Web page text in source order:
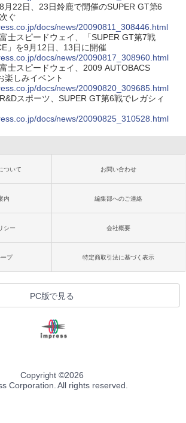
月22日、23日鈴鹿で開催のSUPER GT第6
ぐ
docs/news/20090811_308446.html
士スピードウェイ、「SUPER GT第7戦
」を9月12日、13日に開催
docs/news/20090817_308960.html
士スピードウェイ、2009 AUTOBACS
楽しみイベント
docs/news/20090820_309685.html
スポーツ、SUPER GT第6戦でレガシィ
docs/news/20090825_310528.html
ついて お問い合わせ
内 編集部へのご連絡
シー 会社概要
プ 特定商取引法に基づく表示
PC版で見る
Copyright ©2026
Corporation. All rights reserved.